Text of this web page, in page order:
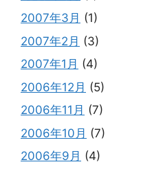
2007年3月 (1)
2007年2月 (3)
2007年1月 (4)
2006年12月 (5)
2006年11月 (7)
2006年10月 (7)
2006年9月 (4)